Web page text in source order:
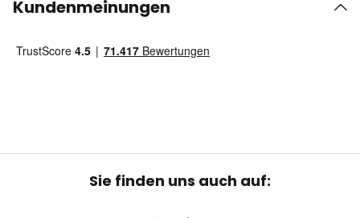
Kundenmeinungen
Sie finden uns auch auf: